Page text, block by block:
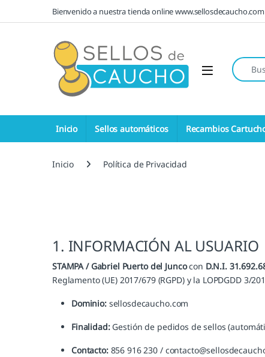
Saltar a la navegación
Saltar al contenidoBienvenido a nuestra tienda online www.sellosdecaucho.com
Open
Inicio Sellos automáticos Recambios
Inicio Política de Privacidad
1. INFORMACIÓN AL USUARIO
STAMPA / Gabriel Puerto del Juncocon D.N.I.
Reglamento (UE) 2017/679 (RGPD) y la LOPDGDD 3/
Dominio:sellosdecaucho.com
Finalidad:Gestión de pedidos de sellos
Contacto:856 916 230 /